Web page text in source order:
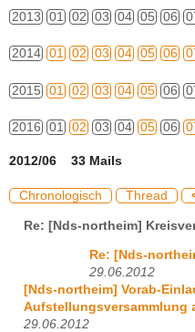
2013 01 02 03 04 05 06
2014 01 02 03 04 05 06
2015 01 02 03 04 05 06
2016 01 02 03 04 05 06
2012/06 33 Mails
Chronologisch Thread
Re: [Nds-northeim]
Re: [Nds-
29.06.2012
[Nds-northeim] Vorab-
Aufstellungsversammlung
29.06.2012